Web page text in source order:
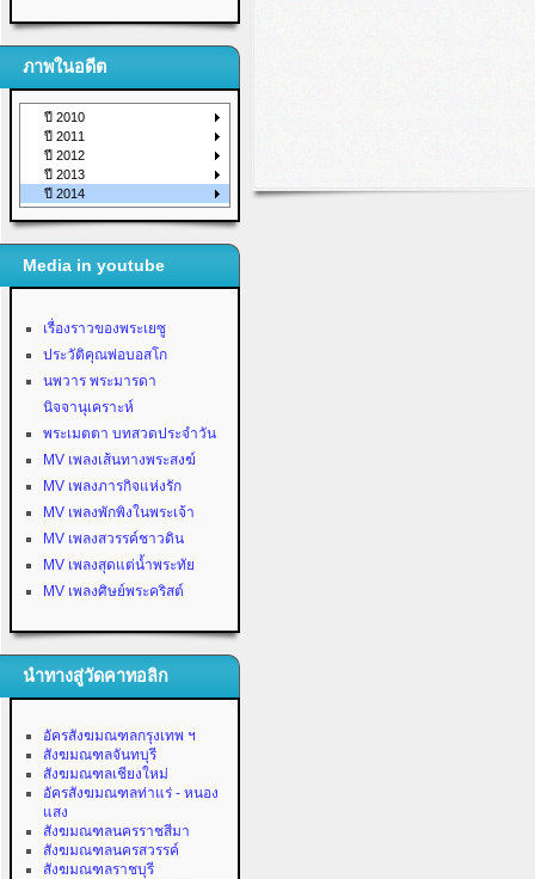
ภาพในอดีต
ปี 2010
ปี 2011
ปี 2012
ปี 2013
ปี 2014
Media in youtube
เรื่องราวของพระเยซู
ประวัติคุณพ่อบอสโก
นพวาร พระมารดา
นิจจานุเคราะห์
พระเมตตา บทสวดประจำวัน
MV เพลงเส้นทางพระสงฆ์
MV เพลงภารกิจแห่งรัก
MV เพลงพักพิงในพระเจ้า
MV เพลงสวรรค์ชาวดิน
MV เพลงสุดแต่น้ำพระทัย
MV เพลงศิษย์พระคริสต์
นำทางสู่วัดคาทอลิก
อัครสังฆมณฑลกรุงเทพ ฯ
สังฆมณฑลจันทบุรี
สังฆมณฑลเชียงใหม่
อัครสังฆมณฑลท่าแร่ - หนอง
แสง
สังฆมณฑลนครราชสีมา
สังฆมณฑลนครสวรรค์
สังฆมณฑลราชบุรี